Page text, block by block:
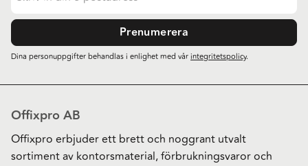
Prenumerera
Dina personuppgifter behandlas i enlighet med vårintegritetspolicy.
Offixpro AB
Offixpro erbjuder ett brett och noggrant utvalt
sortiment av kontorsmaterial, förbrukningsvaror och